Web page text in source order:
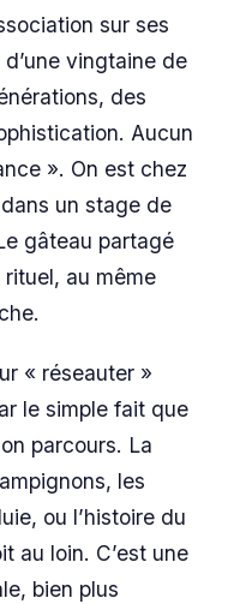
sur ses
vingtaine de
des
Aucun
». On est chez
un stage de
gâteau partagé
au même
« réseauter »
le simple fait que
parcours. La
les
ou l’histoire du
au loin. C’est une
bien plus